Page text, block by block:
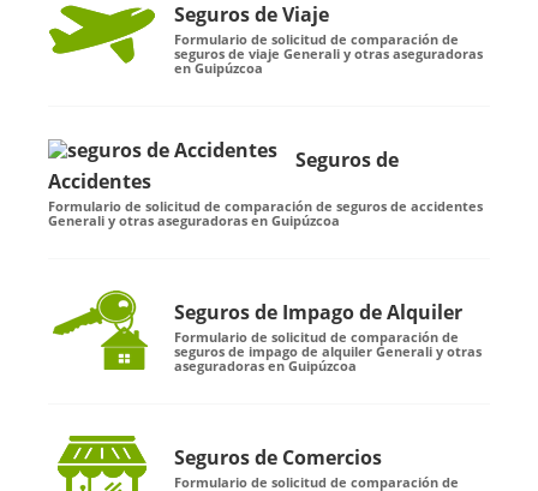
Seguros de Viaje
Formulario de solicitud de comparación de
seguros de viaje Generali y otras aseguradoras
en Guipúzcoa
Seguros de
Accidentes
Formulario de solicitud de comparación de seguros de accidentes
Generali y otras aseguradoras en Guipúzcoa
Seguros de Impago de Alquiler
Formulario de solicitud de comparación de
seguros de impago de alquiler Generali y otras
aseguradoras en Guipúzcoa
Seguros de Comercios
Formulario de solicitud de comparación de